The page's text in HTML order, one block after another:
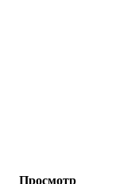
Просмотр